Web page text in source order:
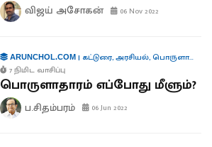
விஜய் அசோகன் 06 Nov 2022
ARUNCHOL.COM| கட்டுரை,அரசியல்,பொருளாதாரம்
7 நிமிட வாசிப்பு
பொருளாதாரம் எப்போது மீளும்?
ப.சிதம்பரம் 06 Jun 2022